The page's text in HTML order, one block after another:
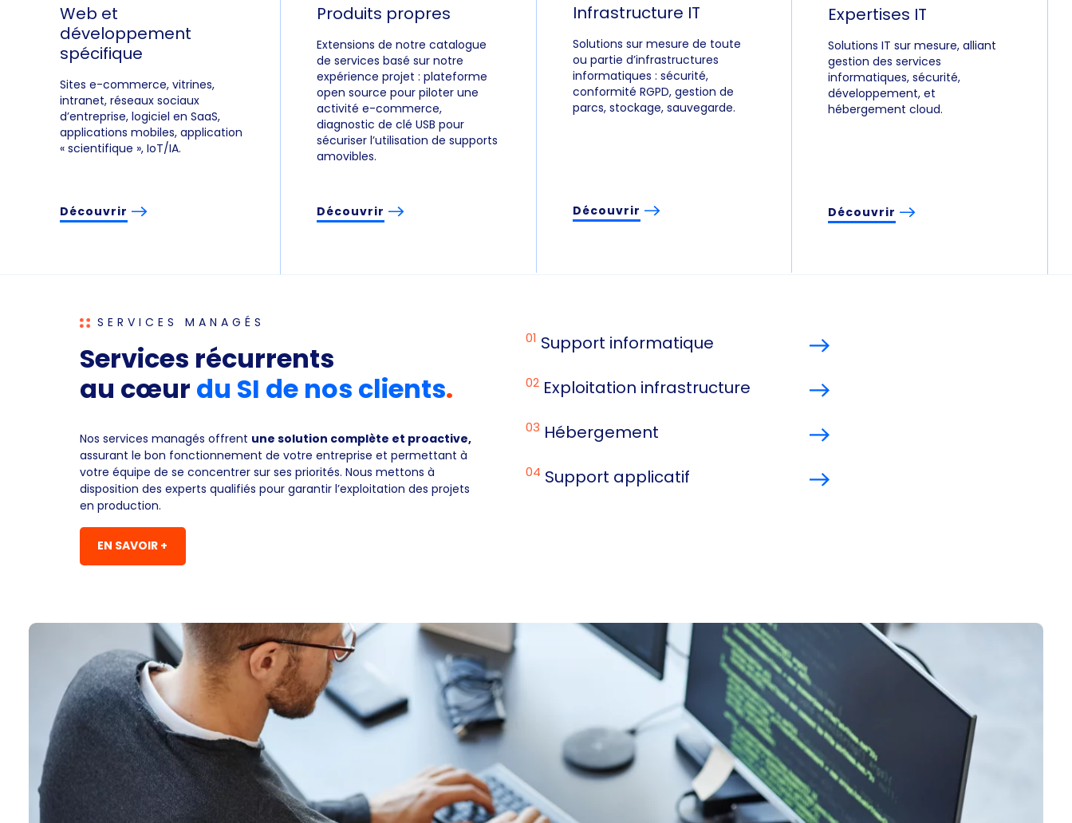
Web et
développement
spécifique
Sites e-commerce, vitrines,
intranet, réseaux sociaux
d’entreprise, logiciel en SaaS,
applications mobiles, application
« scientifique », IoT/IA.
Découvrir
Produits propres
Extensions de notre catalogue
de services basé sur notre
expérience projet : plateforme
open source pour piloter une
activité e-commerce,
diagnostic de clé USB pour
sécuriser l’utilisation de supports
amovibles.
Découvrir
Infrastructure IT
Solutions sur mesure de toute
ou partie d’infrastructures
informatiques : sécurité,
conformité RGPD, gestion de
parcs, stockage, sauvegarde.
Découvrir
Expertises IT
Solutions IT sur mesure, alliant
gestion des services
informatiques, sécurité,
développement, et
hébergement cloud.
Découvrir
SERVICES MANAGÉS
Services récurrents
au cœur du SI de nos clients.
Nos services managés offrent une solution complète et proactive,
assurant le bon fonctionnement de votre entreprise et permettant à
votre équipe de se concentrer sur ses priorités. Nous mettons à
disposition des experts qualifiés pour garantir l’exploitation des projets
en production.
EN SAVOIR +
01 Support informatique
02 Exploitation infrastructure
03 Hébergement
04 Support applicatif